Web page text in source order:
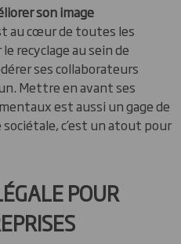
son image
au cœur de toutes les
recyclage au sein de
ses collaborateurs
Mettre en avant ses
est aussi un gage de
c’est un atout pour
POUR